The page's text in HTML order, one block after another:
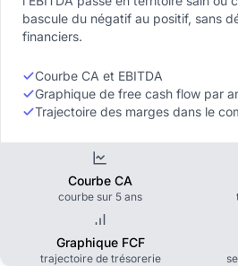
bascule du négatif au positif, sans
financiers.
Courbe CA et EBITDA
Graphique de free cash flow par
Trajectoire des marges dans le
Courbe CA
courbe sur 5 ans
Graphique FCF
trajectoire de trésorerie